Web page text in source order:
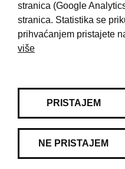
stranica (Google
stranica. Statistika se
prihvaćanjem pristajete
više
PRISTAJEM
NE PRISTAJEM